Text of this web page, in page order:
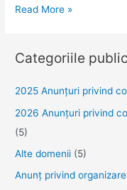
Zi
pentru
catastrofei
de
la
Cernobîl
Read More »
Categoriile
2025 Anunţuri privind
2026 Anunțuri privind
(5)
Alte domenii (5)
Anunţ privind